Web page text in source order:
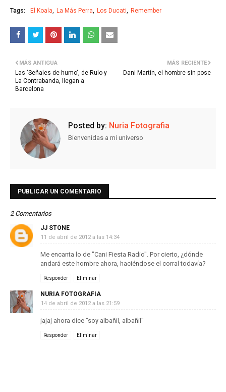
Tags: El Koala La Más Perra Los Ducati Remember
MÁS RECIENTE
Dani Martín, el hombre sin pose
MÁS ANTIGUA
Las 'Señales de humo', de Rulo y
La Contrabanda, llegan a
Barcelona
Posted by: Nuria Fotografia
Bienvenidas a mi universo
PUBLICAR UN COMENTARIO
2 Comentarios
JJ STONE
11 de abril de 2012 a las 14:34
Me encanta lo de "Cani Fiesta Radio". Por cierto, ¿dónde
andará este hombre ahora, haciéndose el corral todavía?
Responder Eliminar
NURIA FOTOGRAFIA
14 de abril de 2012 a las 21:59
jajaj ahora dice "soy albañil, albañil"
Responder Eliminar